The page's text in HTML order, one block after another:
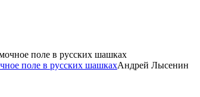
поле в русских шашкахАндрей Лысенин